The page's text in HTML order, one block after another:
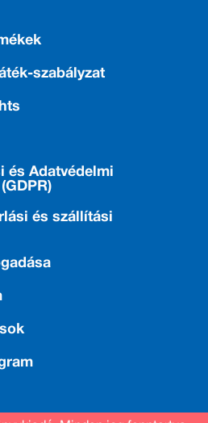
szabályzat
és Adatvédelmi
és szállítási